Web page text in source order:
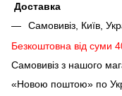
Доставка
Самовивіз, Київ,
Безкоштовна від суми
Самовивіз з нашого
«Новою поштою» по